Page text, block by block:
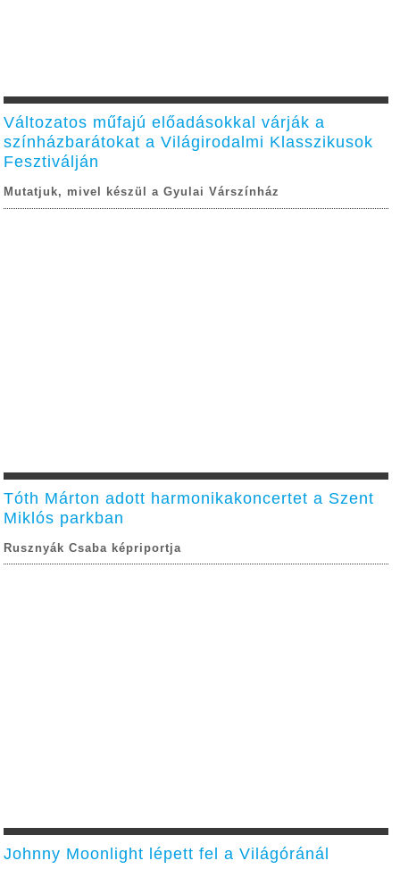
Változatos műfajú előadásokkal várják a
színházbarátokat a Világirodalmi Klasszikusok
Fesztiválján
Mutatjuk, mivel készül a Gyulai Várszínház
Tóth Márton adott harmonikakoncertet a Szent
Miklós parkban
Rusznyák Csaba képriportja
Johnny Moonlight lépett fel a Világóránál